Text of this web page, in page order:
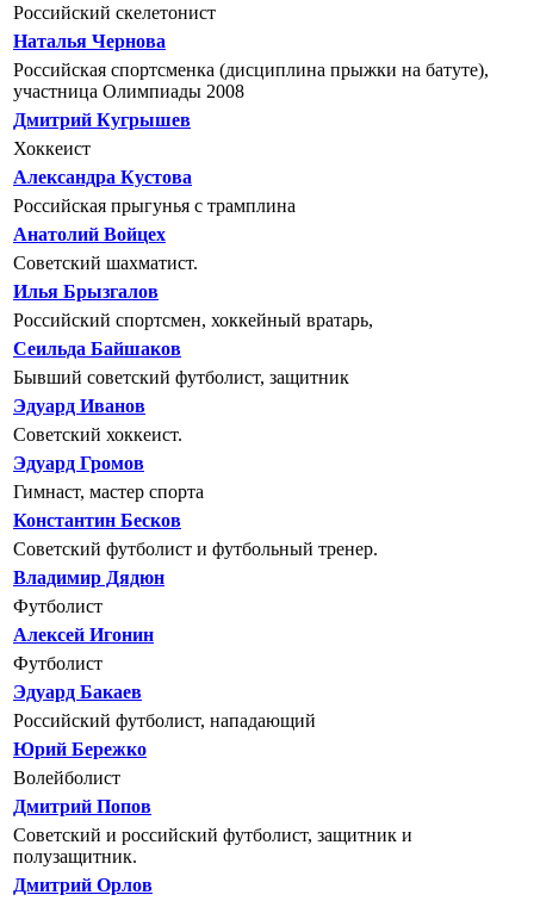
Российский скелетонист
Наталья Чернова
Российская спортсменка (дисциплина прыжки на батуте),
участница Олимпиады 2008
Дмитрий Кугрышев
Хоккеист
Александра Кустова
Российская прыгунья с трамплина
Анатолий Войцех
Советский шахматист.
Илья Брызгалов
Российский спортсмен, хоккейный вратарь,
Сеильда Байшаков
Бывший советский футболист, защитник
Эдуард Иванов
Советский хоккеист.
Эдуард Громов
Гимнаст, мастер спорта
Константин Бесков
Советский футболист и футбольный тренер.
Владимир Дядюн
Футболист
Алексей Игонин
Футболист
Эдуард Бакаев
Российский футболист, нападающий
Юрий Бережко
Волейболист
Дмитрий Попов
Советский и российский футболист, защитник и
полузащитник.
Дмитрий Орлов